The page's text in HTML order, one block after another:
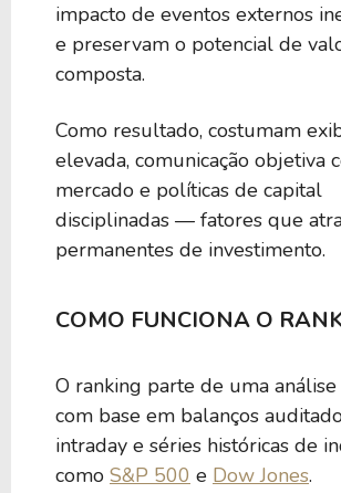
impacto de eventos externos
e preservam o potencial de
composta.
Como resultado, costumam
elevada, comunicação objetiva
mercado e políticas de capital
disciplinadas — fatores que
permanentes de investimento.
COMO FUNCIONA O
O ranking parte de uma análise
com base em balanços
intraday e séries históricas de
como S&P 500 e Dow Jones.